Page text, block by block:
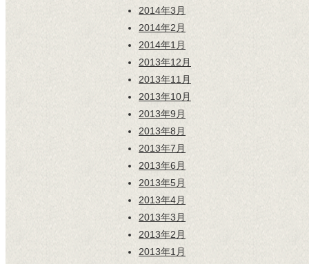
2014年3月
2014年2月
2014年1月
2013年12月
2013年11月
2013年10月
2013年9月
2013年8月
2013年7月
2013年6月
2013年5月
2013年4月
2013年3月
2013年2月
2013年1月